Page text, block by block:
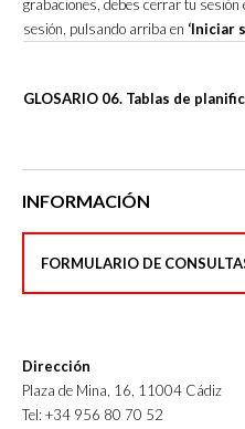
grabaciones, debes cerrar tu
sesión, pulsando arriba en ‘Iniciar
GLOSARIO 06. Tablas de
INFORMACIÓN
FORMULARIO DE
Dirección
Plaza de Mina, 16, 11004 Cádiz
Tel: +34 956 80 70 52